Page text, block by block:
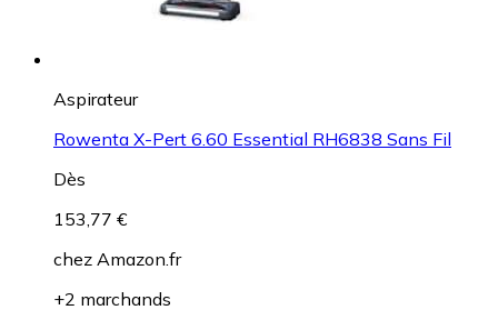
Aspirateur
Rowenta X-Pert 6.60 Essential RH6838 Sans Fil
Dès
153,77 €
chez Amazon.fr
+2 marchands